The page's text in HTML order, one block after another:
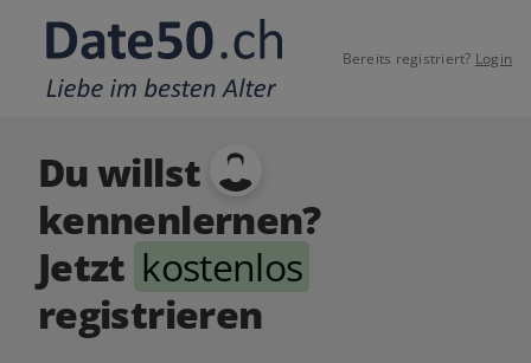
Bereits registriert? Login
Du willst
kennenlernen?
Jetzt kostenlos
registrieren